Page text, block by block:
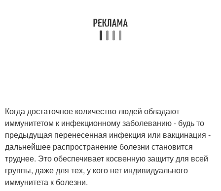
Когда достаточное количество людей обладают
иммунитетом к инфекционному заболеванию - будь то
предыдущая перенесенная инфекция или вакцинация -
дальнейшее распространение болезни становится
труднее. Это обеспечивает косвенную защиту для всей
группы, даже для тех, у кого нет индивидуального
иммунитета к болезни.